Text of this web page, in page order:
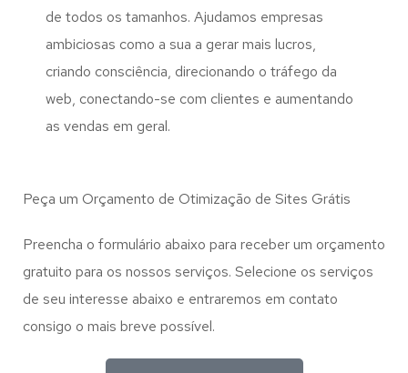
de todos os tamanhos. Ajudamos empresas
ambiciosas como a sua a gerar mais lucros,
criando consciência, direcionando o tráfego da
web, conectando-se com clientes e aumentando
as vendas em geral.
Peça um Orçamento de Otimização de Sites Grátis
Preencha o formulário abaixo para receber um orçamento
gratuito para os nossos serviços. Selecione os serviços
de seu interesse abaixo e entraremos em contato
consigo o mais breve possível.